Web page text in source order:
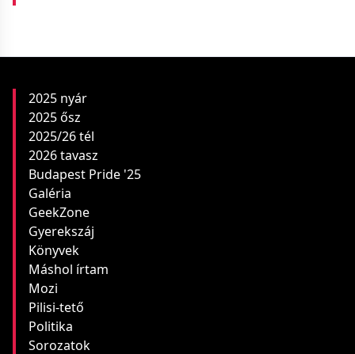
2025 nyár
2025 ősz
2025/26 tél
2026 tavasz
Budapest Pride '25
Galéria
GeekZone
Gyerekszáj
Könyvek
Máshol írtam
Mozi
Pilisi-tető
Politika
Sorozatok